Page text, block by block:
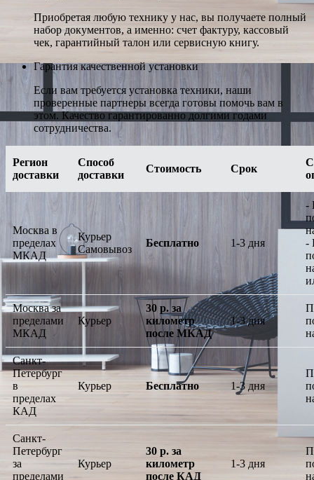
Приобретая любую технику у нас, вы получаете полный
набор документов, а именно: счет фактуру, кассовый
чек, гарантийный талон или сервисную книгу.
Гарантия качественной установки
Если вам требуется установка техники, наши
проверенные партнеры всегда готовы помочь вам в
этом. Качество гарантированно долгими годами
сотрудничества.
Регион
доставки
Способ
доставки
Стоимость Срок
Москва в
пределах
МКАД
Курьер
Самовывоз
Бесплатно 1-3 дня
-
-
Москва за
пределами
МКАД
Курьер
30 р. за
километр
после МКАД
1-3 дня
Санкт-
Петербург
в
пределах
КАД
Курьер Бесплатно 1-3 дня
Санкт-
Петербург
за
пределами
Курьер
30 р. за
километр
после КАД
1-3 дня